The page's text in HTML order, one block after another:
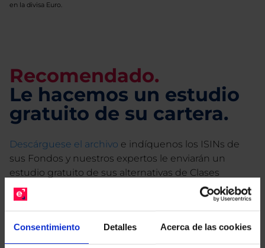
Consentimiento Detalles Acerca de las cookies
en la divisa Euro.
Recomendado.
Le hacemos un estudio
gratuito de su cartera.
Descárguese el archivo e indíquenos los ISINs de
sus Fondos y nuestros expertos le enviarán un
estudio gratuito de sus alternativas de Clases
Limpias con las que podrá ahorrar en sus costes.